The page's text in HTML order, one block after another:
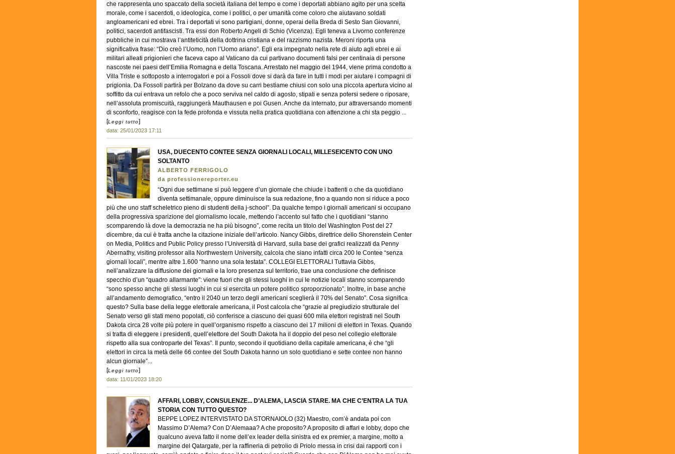
che rappresenta uno spaccato della società italiana del tempo e come i deportati abbiano agito per una scelta
morale, come i sacerdoti, o ideologica, come i politici, o per umanità come coloro che aiutavano soldati
angloamericani ed ebrei. Tra i deportati vi sono partigiani, donne, operai della Breda di Sesto San Giovanni,
politici, sacerdoti antifascisti. Tra essi don Roberto Angeli di Schio (Vicenza). Egli teneva a Livorno conferenze
pubbliche in cui mostrava l’antiteticità della dottrina cristiana e del razzismo nazista. Meroni riporta una
significativa frase: “Dio creò l’Uomo, non l’Uomo ariano”. Egli era impegnato nella rete di aiuto agli ebrei e ai
militari alleati prigionieri che faceva capo al Vaticano da cui partivano documenti falsi per centinaia di persone
nascoste nei paesi dell’Emilia Romagna e della Toscana. Arrestato nel maggio del 1944, viene prima condotto a
Villa Triste e sottoposto a interrogatori e poi a Fossoli dove si darà da fare in tutti i modi per aiutare i compagni di
prigionia. Da Fossoli partirà per Bolzano da dove su carri bestiame chiusi con solo una piccola apertura vicino al
soffitto da cui entrava un refolo che a poco serviva nel caldo di agosto, stipati e senza potersi sedere o riposare,
nell’assoluta promiscuità, raggiungerà Mauthausen e poi Gusen. Anche da internato, pur attraversando momenti
di sconforto, reagisce con la fede profonda e vissuta nella pratica quotidiana con attenzione a chi sta peggio ...
[Leggi tutto]
data: 25/01/2023 17:11
USA, DUECENTO CONTEE SENZA GIORNALI LOCALI, MILLESEICENTO CON UNO
SOLTANTO
ALBERTO FERRIGOLO
da professionereporter.eu
“Ogni due settimane si può leggere d’un giornale che chiude i battenti o che da quotidiano
diventa settimanale, oppure diminuisce la sua redazione, fino a quando non si riduce a poco
più che uno staff scheletrico pieno di studenti della j-school”. Da qualche tempo i giornali americani si occupano
della progressiva sparizione del giornalismo locale, mettendo l’accento sul fatto che i quotidiani “stanno
scomparendo là dove la democrazia ne ha più bisogno”, come recita un titolo del Washington Post del 27
dicembre, da cui è tratta anche la citazione iniziale dell’articolo. Nancy Gibbs, direttrice dello Shorenstein Center
on Media, Politics and Public Policy presso l’Università di Harvard, sulla base dei grafici realizzati da Penny
Abernathy, visiting professor alla Northwestern University, calcola che siano infatti circa 200 le Contee “senza
giornali locali”, mentre altre 1.600 “hanno una sola testata”. COLLEGI ELETTORALI Tuttavia Gibbs,
nell’analizzare la diffusione dei giornali e la loro presenza sul territorio, trae una conclusione che definisce
specchio d’un “quadro allarmante”: viene fuori che gli stessi luoghi in cui le notizie locali stanno scomparendo
“sono spesso anche gli stessi luoghi in cui si esercita un potere politico sproporzionato”. Inoltre, in base anche
all’andamento demografico, “entro il 2040 un terzo degli americani sceglierà il 70% del Senato”. Cosa significa
questo? Sulla base della legge elettorale americana, il Post calcola che “grazie al pregiudizio strutturale del
Senato verso gli stati meno popolati, ciò conferisce a ciascuno dei quasi 600 mila elettori registrati nel South
Dakota circa 28 volte più potere in quell’organismo rispetto a ciascuno dei 17 milioni di elettori in Texas. Quando
si tratta di eleggere i presidenti, quell’elettore del South Dakota ha il doppio del peso nel collegio elettorale
rispetto alla sua controparte del Texas”. Il punto, secondo il quotidiano della capitale americana, è che “gli
elettori in circa la metà delle 66 contee del South Dakota hanno un solo quotidiano e sette contee non hanno
alcun giornale”...
[Leggi tutto]
data: 11/01/2023 18:20
AFFARI, LOBBY, CONSULENZE... D’ALEMA, LASCIA STARE. MA CHE C’ENTRA LA TUA
STORIA CON TUTTO QUESTO?
BEPPE LOPEZ INTERVISTATO DA STORNAIOLO (32) Maestro, com’è andata poi con
Massimo D’Alema? Con D’Alemaaa? A che proposito? A proposito di affari e lobby, dopo che
qualcuno aveva fatto il nome dell’ex leader della sinistra ed ex premier, a margine, molto a
margine del Qatargate, per la raffineria di petrolio di Priolo messa in crisi dai rapporti con i